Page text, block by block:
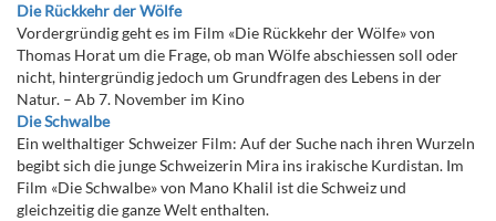
Die Rückkehr der Wölfe
Vordergründig geht es im Film «Die Rückkehr der Wölfe» von
Thomas Horat um die Frage, ob man Wölfe abschiessen soll oder
nicht, hintergründig jedoch um Grundfragen des Lebens in der
Natur. – Ab 7. November im Kino
Die Schwalbe
Ein welthaltiger Schweizer Film: Auf der Suche nach ihren Wurzeln
begibt sich die junge Schweizerin Mira ins irakische Kurdistan. Im
Film «Die Schwalbe» von Mano Khalil ist die Schweiz und
gleichzeitig die ganze Welt enthalten.